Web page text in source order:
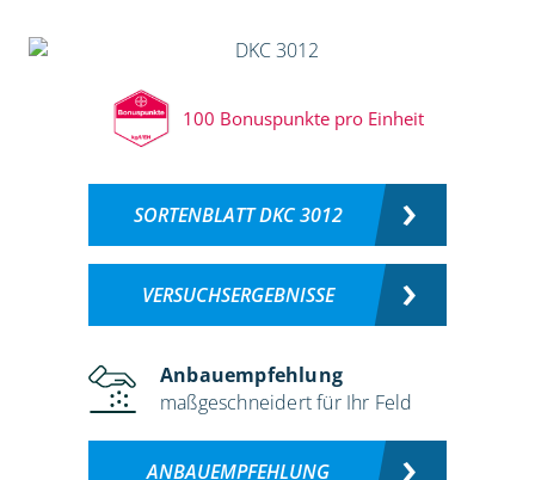
100 Bonuspunkte pro Einheit
SORTENBLATT DKC 3012
VERSUCHSERGEBNISSE
Anbauempfehlung
maßgeschneidert für Ihr Feld
ANBAUEMPFEHLUNG